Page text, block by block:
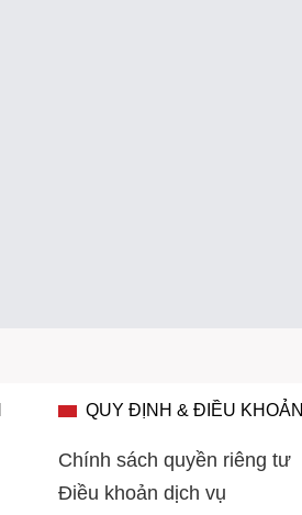
QUY ĐỊNH & ĐIỀU KHOẢN
Chính sách quyền riêng tư
Điều khoản dịch vụ